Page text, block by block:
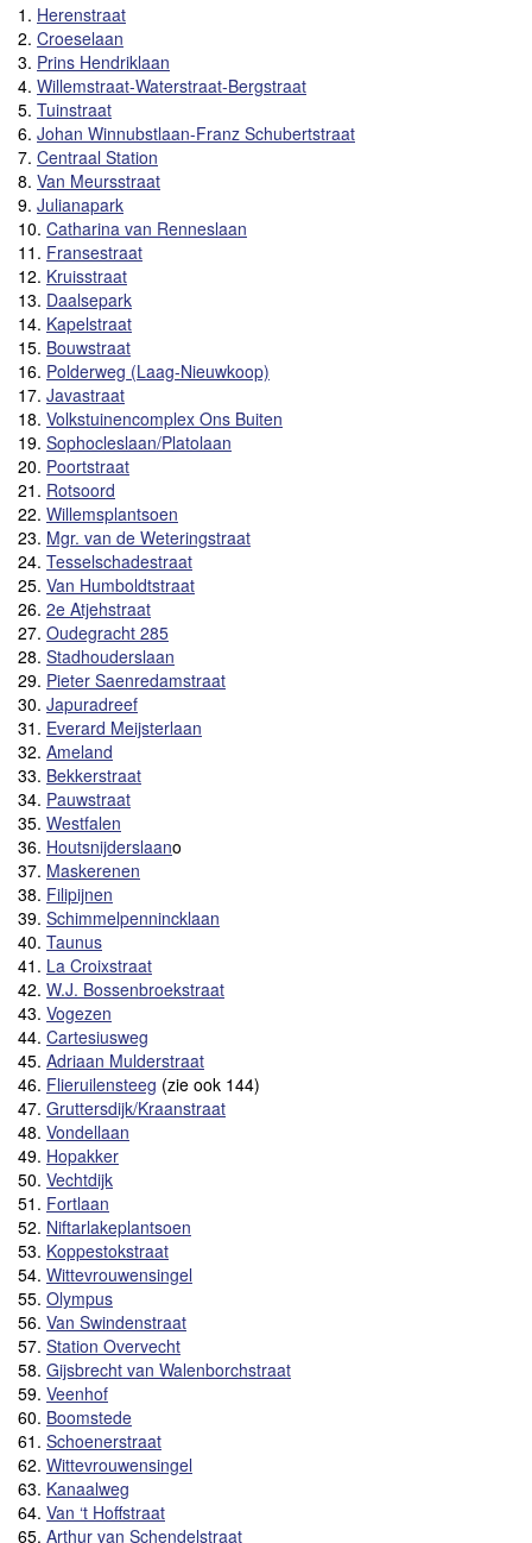
1. Herenstraat
2. Croeselaan
3. Prins Hendriklaan
4. Willemstraat-Waterstraat-Bergstraat
5. Tuinstraat
6. Johan Winnubstlaan-Franz Schubertstraat
7. Centraal Station
8. Van Meursstraat
9. Julianapark
10. Catharina van Renneslaan
11. Fransestraat
12. Kruisstraat
13. Daalsepark
14. Kapelstraat
15. Bouwstraat
16. Polderweg (Laag-Nieuwkoop)
17. Javastraat
18. Volkstuinencomplex Ons Buiten
19. Sophocleslaan/Platolaan
20. Poortstraat
21. Rotsoord
22. Willemsplantsoen
23. Mgr. van de Weteringstraat
24. Tesselschadestraat
25. Van Humboldtstraat
26. 2e Atjehstraat
27. Oudegracht 285
28. Stadhouderslaan
29. Pieter Saenredamstraat
30. Japuradreef
31. Everard Meijsterlaan
32. Ameland
33. Bekkerstraat
34. Pauwstraat
35. Westfalen
36. Houtsnijderslaano
37. Maskerenen
38. Filipijnen
39. Schimmelpennincklaan
40. Taunus
41. La Croixstraat
42. W.J. Bossenbroekstraat
43. Vogezen
44. Cartesiusweg
45. Adriaan Mulderstraat
46. Flieruilensteeg (zie ook 144)
47. Gruttersdijk/Kraanstraat
48. Vondellaan
49. Hopakker
50. Vechtdijk
51. Fortlaan
52. Niftarlakeplantsoen
53. Koppestokstraat
54. Wittevrouwensingel
55. Olympus
56. Van Swindenstraat
57. Station Overvecht
58. Gijsbrecht van Walenborchstraat
59. Veenhof
60. Boomstede
61. Schoenerstraat
62. Wittevrouwensingel
63. Kanaalweg
64. Van ‘t Hoffstraat
65. Arthur van Schendelstraat